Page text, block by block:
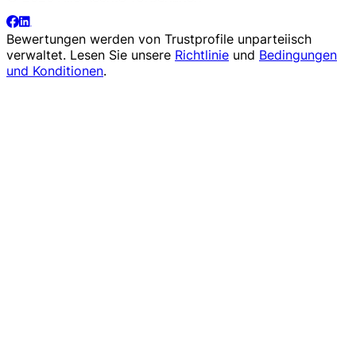
Bewertungen werden von Trustprofile unparteiisch
verwaltet. Lesen Sie unsere Richtlinie und Bedingungen
und Konditionen.